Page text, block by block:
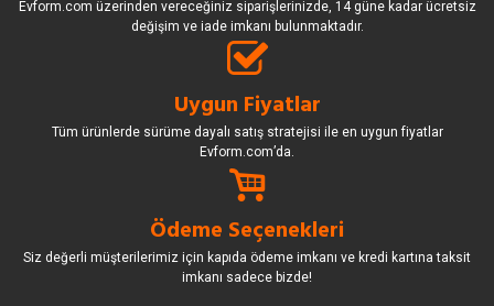
Evform.com üzerinden vereceğiniz siparişlerinizde, 14 güne kadar ücretsiz
değişim ve iade imkanı bulunmaktadır.
Uygun Fiyatlar
Tüm ürünlerde sürüme dayalı satış stratejisi ile en uygun fiyatlar
Evform.com’da.
Ödeme Seçenekleri
Siz değerli müşterilerimiz için kapıda ödeme imkanı ve kredi kartına taksit
imkanı sadece bizde!